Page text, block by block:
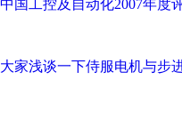
中国工控及自动化2007年度
大家浅谈一下侍服电机与步